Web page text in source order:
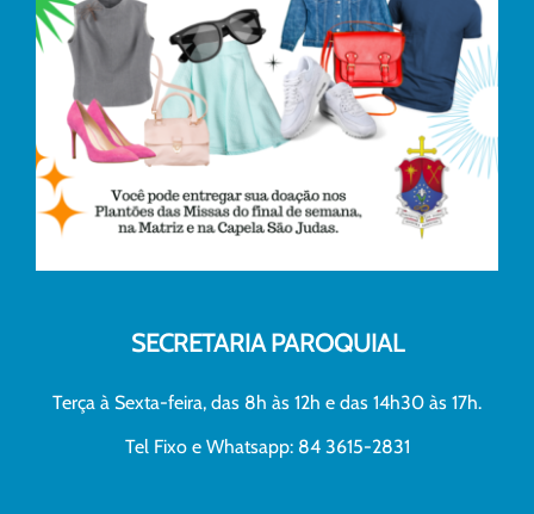
SECRETARIA PAROQUIAL
Terça à Sexta-feira, das 8h às 12h e das 14h30 às 17h.
Tel Fixo e Whatsapp: 84 3615-2831